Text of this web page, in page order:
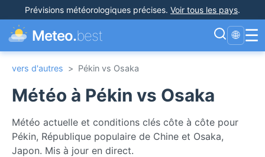
Prévisions météorologiques précises. Voir tous les pays.
Meteo.best 🌐 ☰
vers d'autres > Pékin vs Osaka
Météo à Pékin vs Osaka
Météo actuelle et conditions clés côte à côte pour
Pékin, République populaire de Chine et Osaka,
Japon. Mis à jour en direct.